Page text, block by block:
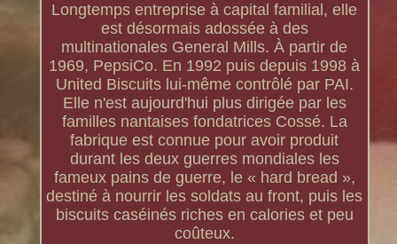
Longtemps entreprise à capital familial, elle
est désormais adossée à des
multinationales General Mills. À partir de
1969, PepsiCo. En 1992 puis depuis 1998 à
United Biscuits lui-même contrôlé par PAI.
Elle n'est aujourd'hui plus dirigée par les
familles nantaises fondatrices Cossé. La
fabrique est connue pour avoir produit
durant les deux guerres mondiales les
fameux pains de guerre, le « hard bread »,
destiné à nourrir les soldats au front, puis les
biscuits caséinés riches en calories et peu
coûteux.